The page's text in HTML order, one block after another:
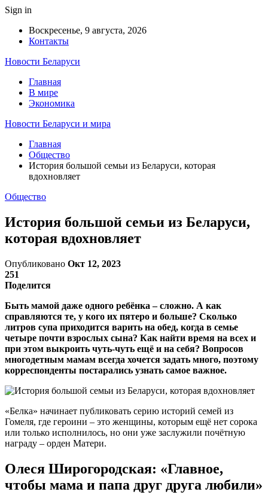
Sign in
Воскресенье, 9 августа, 2026
Контакты
Новости Беларуси
Главная
В мире
Экономика
Новости Беларуси и мира
Главная
Общество
История большой семьи из Беларуси, которая
вдохновляет
Общество
История большой семьи из Беларуси,
которая вдохновляет
Опубликовано Окт 12, 2023
251
Поделится
Быть мамой даже одного ребёнка – сложно. А как
справляются те, у кого их пятеро и больше? Сколько
литров супа приходится варить на обед, когда в семье
четыре почти взрослых сына? Как найти время на всех и
при этом выкроить чуть-чуть ещё и на себя? Вопросов
многодет­ным мамам всегда хочется задать много, поэтому
корреспонденты постарались узнать самое важное.
«Белка» начинает публиковать серию историй семей из
Гомеля, где героини – это жен­щины, которым ещё нет сорока
или только исполнилось, но они уже заслужили почётную
награду – орден Матери.
Олеся Широгородская: «Главное,
чтобы мама и папа друг друга любили»